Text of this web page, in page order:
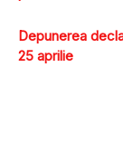
Depunerea
25 aprilie